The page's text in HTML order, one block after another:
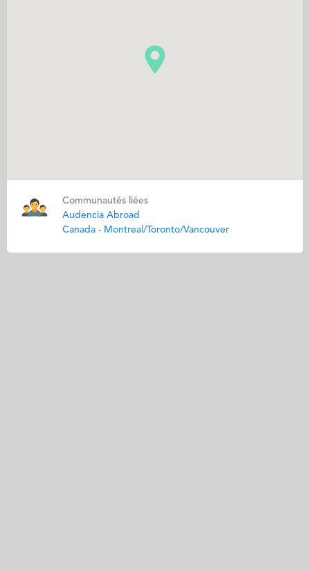
Communautés liées
Audencia Abroad
Canada - Montreal/Toronto/Vancouver